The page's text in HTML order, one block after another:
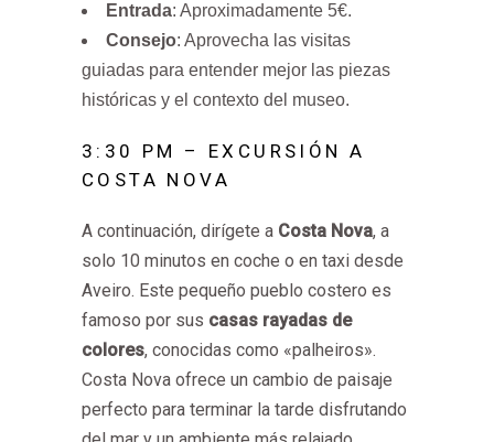
Entrada: Aproximadamente 5€.
Consejo: Aprovecha las visitas
guiadas para entender mejor las piezas
históricas y el contexto del museo.
3:30 PM – EXCURSIÓN A
COSTA NOVA
A continuación, dirígete a Costa Nova, a
solo 10 minutos en coche o en taxi desde
Aveiro. Este pequeño pueblo costero es
famoso por sus casas rayadas de
colores, conocidas como «palheiros».
Costa Nova ofrece un cambio de paisaje
perfecto para terminar la tarde disfrutando